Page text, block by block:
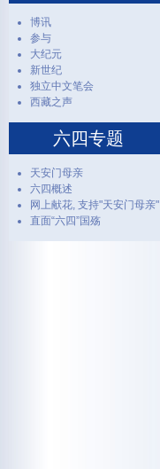
博讯
参与
大纪元
新世纪
独立中文笔会
西藏之声
六四专题
天安门母亲
六四概述
网上献花, 支持"天安门母亲"
直面“六四”国殇